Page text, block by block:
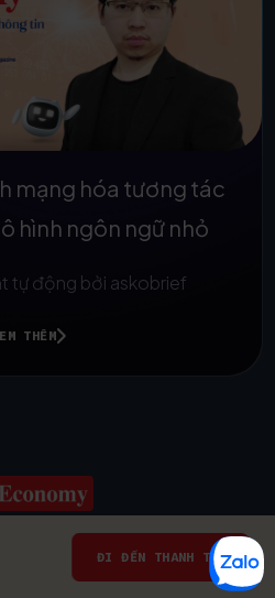
ĐI ĐẾN THANH TOÁN
mạng hóa tương tác
hình ngôn ngữ nhỏ
tự động bởi askobrief
THÊM